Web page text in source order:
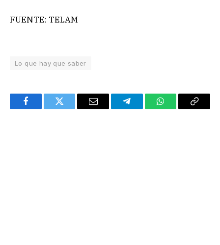
FUENTE: TELAM
Lo que hay que saber
FacebookTwitter Email TelegramWhatsAppCopy